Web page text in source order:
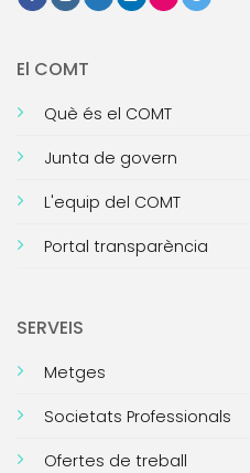
El COMT
Què és el COMT
Junta de govern
L'equip del COMT
Portal transparència
SERVEIS
Metges
Societats Professionals
Ofertes de treball